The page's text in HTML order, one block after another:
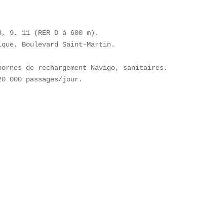
9, 11 (RER D à 600 m).
Boulevard Saint-Martin.
de rechargement Navigo, sanitaires.
passages/jour.